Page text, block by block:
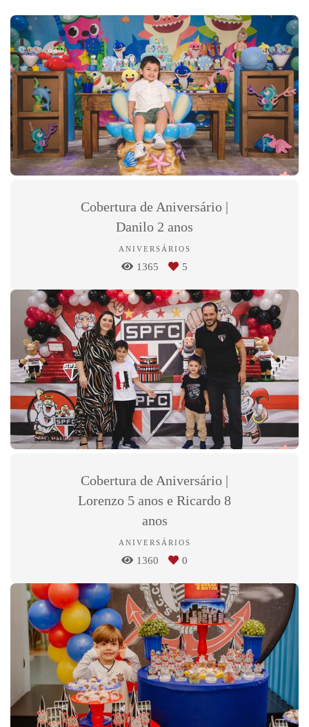
Cobertura de Aniversário |
Danilo 2 anos
ANIVERSÁRIOS
1365 5
Cobertura de Aniversário |
Lorenzo 5 anos e Ricardo 8
anos
ANIVERSÁRIOS
1360 0